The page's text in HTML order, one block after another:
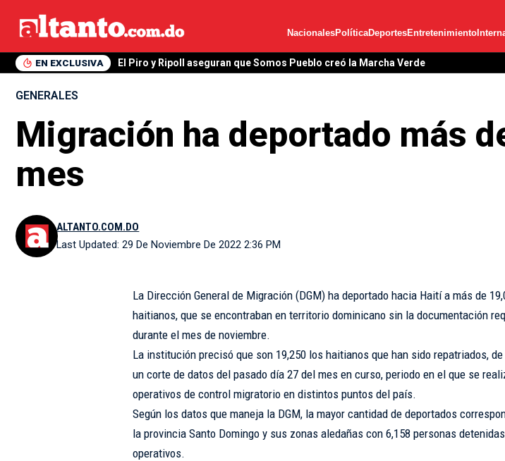
NacionalesPolíticaDeportesEntretenimiento
EN EXCLUSIVA El Piro y Ripoll aseguran que Somos Pueblo creó la Marcha Verde
GENERALES
Migración ha deportado más
mes
Last Updated: 29 De Noviembre De 2022 2:36 PM
ALTANTO.COM.DO
La Dirección General de Migración (DGM) ha deportado hacia Haití a más de
haitianos, que se encontraban en territorio dominicano sin la documentación
durante el mes de noviembre.
La institución precisó que son 19,250 los haitianos que han sido repatriados,
un corte de datos del pasado día 27 del mes en curso, periodo en el que se
operativos de control migratorio en distintos puntos del país.
Según los datos que maneja la DGM, la mayor cantidad de deportados
la provincia Santo Domingo y sus zonas aledañas con 6,158 personas
operativos.